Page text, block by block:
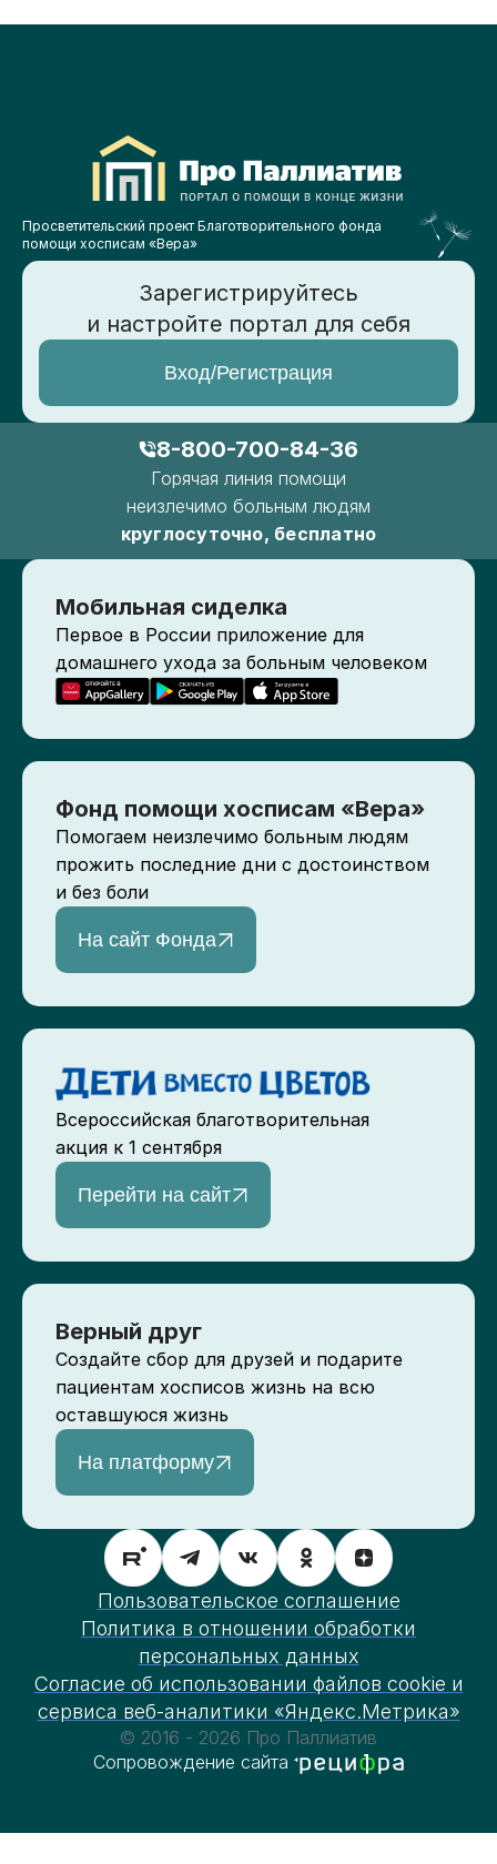
Просветительский проект Благотворительного фонда
помощи хосписам «Вера»
Зарегистрируйтесь
и настройте портал для себя
Вход/Регистрация
8-800-700-84-36
Горячая линия помощи
неизлечимо больным людям
круглосуточно, бесплатно
Мобильная сиделка
Первое в России приложение для
домашнего ухода за больным человеком
Фонд помощи хосписам «Вера»
Помогаем неизлечимо больным людям
прожить последние дни с достоинством
и без боли
На сайт Фонда
Всероссийская благотворительная
акция к 1 сентября
Перейти на сайт
Верный друг
Создайте сбор для друзей и подарите
пациентам хосписов жизнь на всю
оставшуюся жизнь
На платформу
Пользовательское соглашение
Политика в отношении обработки
персональных данных
Согласие об использовании файлов cookie и
сервиса веб-аналитики «Яндекс.Метрика»
© 2016 - 2026 Про Паллиатив
Сопровождение сайта